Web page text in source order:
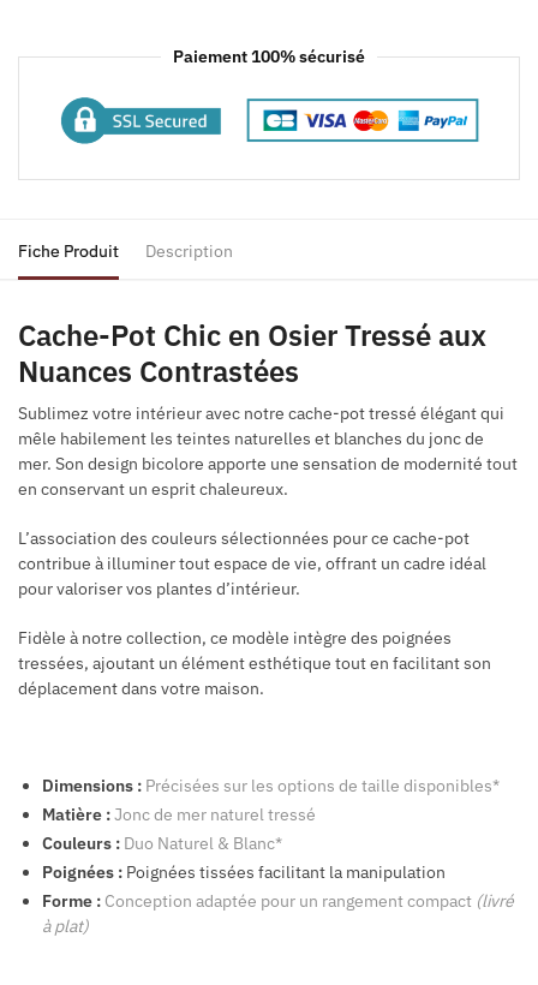
Paiement 100% sécurisé
Fiche Produit Description
Cache-Pot Chic en Osier Tressé aux
Nuances Contrastées
Sublimez votre intérieur avec notre cache-pot tressé élégant qui
mêle habilement les teintes naturelles et blanches du jonc de
mer. Son design bicolore apporte une sensation de modernité tout
en conservant un esprit chaleureux.
L’association des couleurs sélectionnées pour ce cache-pot
contribue à illuminer tout espace de vie, offrant un cadre idéal
pour valoriser vos plantes d’intérieur.
Fidèle à notre collection, ce modèle intègre des poignées
tressées, ajoutant un élément esthétique tout en facilitant son
déplacement dans votre maison.
Dimensions : Précisées sur les options de taille disponibles*
Matière :Jonc de mer naturel tressé
Couleurs : Duo Naturel & Blanc*
Poignées : Poignées tissées facilitant la manipulation
Forme : Conception adaptée pour un rangement compact (livré
à plat)